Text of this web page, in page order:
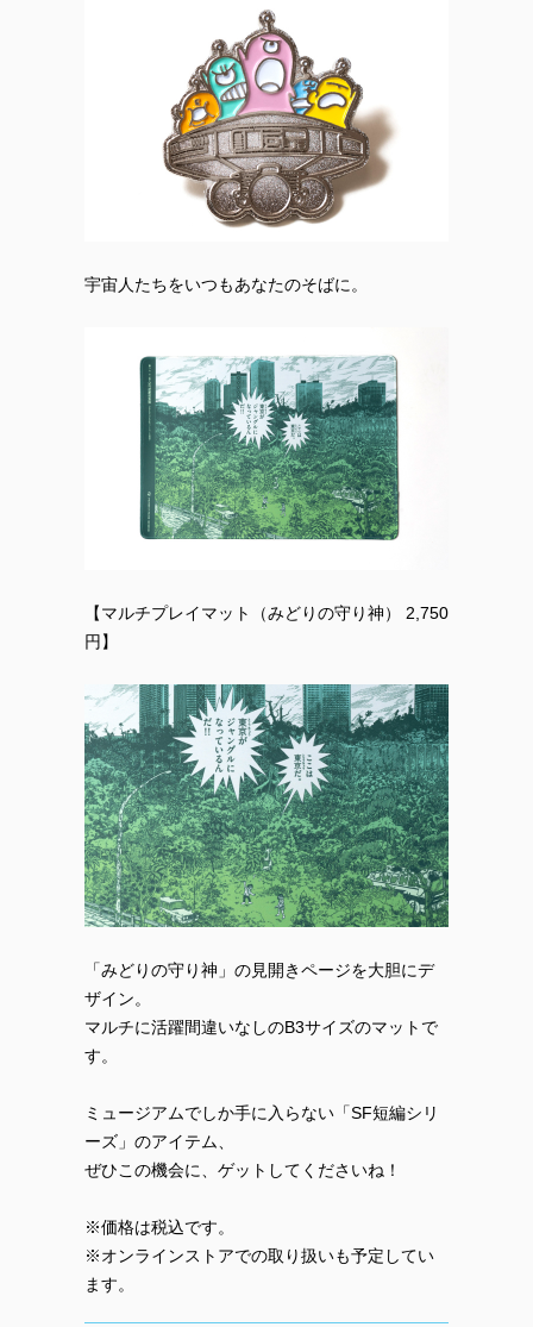
宇宙人たちをいつもあなたのそばに。
【マルチプレイマット（みどりの守り神） 2,750
円】
「みどりの守り神」の見開きページを大胆にデ
ザイン。
マルチに活躍間違いなしのB3サイズのマットで
す。
ミュージアムでしか手に入らない「SF短編シリ
ーズ」のアイテム、
ぜひこの機会に、ゲットしてくださいね！
※価格は税込です。
※オンラインストアでの取り扱いも予定してい
ます。